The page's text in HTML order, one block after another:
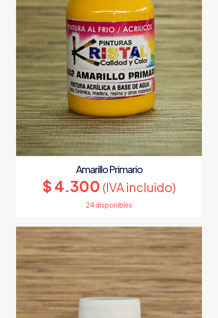
Amarillo Primario
$ 4.300 (IVA incluido)
24 disponibles
producto
tiene
múltiples
variantes.
Las
opciones
se
pueden